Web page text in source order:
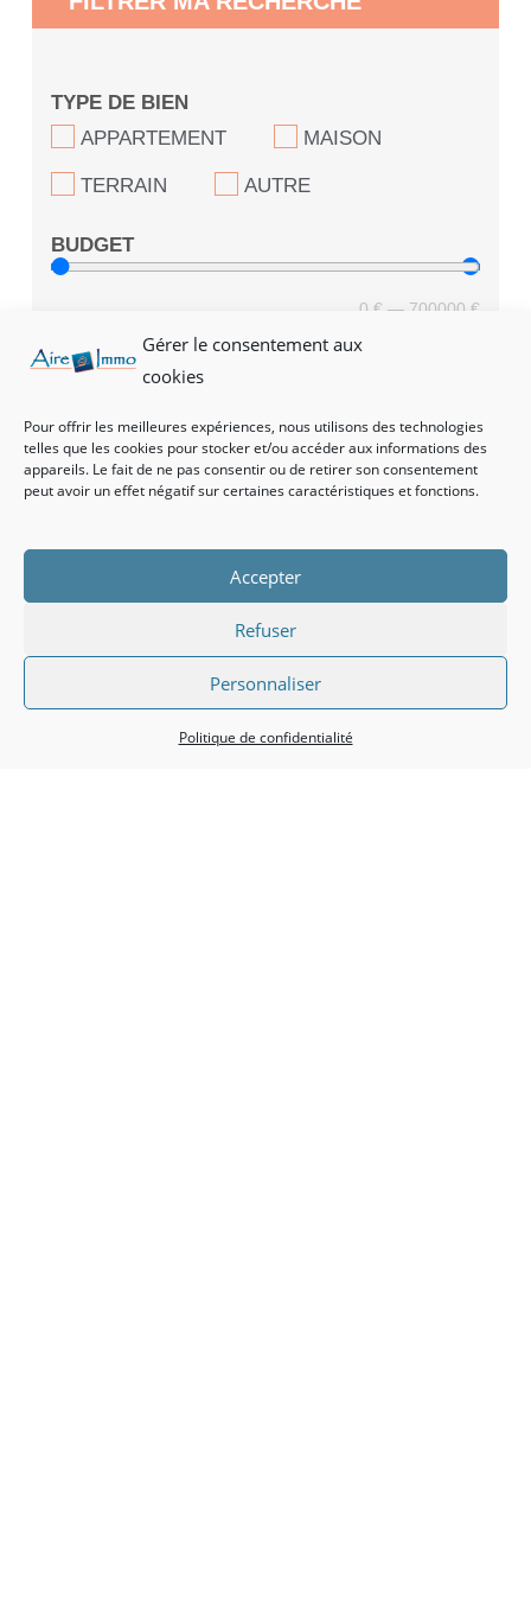
Gérer le consentement aux
cookies
Pour offrir les meilleures expériences, nous utilisons des technologies
telles que les cookies pour stocker et/ou accéder aux informations des
appareils. Le fait de ne pas consentir ou de retirer son consentement
peut avoir un effet négatif sur certaines caractéristiques et fonctions.
Accepter
Refuser
Personnaliser
Politique de confidentialité
TYPE DE BIEN
APPARTEMENT
MAISON
TERRAIN AUTRE
BUDGET
0 € — 700000 €
LOCALISATION
NOMBRE DE PIÈCES